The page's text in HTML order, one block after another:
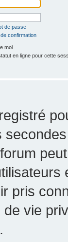
de passe
confirmation
moi
en ligne pour cette
pris
vie